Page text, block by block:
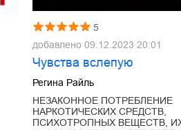
5
добавлено 09.12.2023 20:01
Чувства вслепую
Регина Райль
НЕЗАКОННОЕ ПОТРЕБЛЕНИЕ
НАРКОТИЧЕСКИХ СРЕДСТВ,
ПСИХОТРОПНЫХ ВЕЩЕСТВ,